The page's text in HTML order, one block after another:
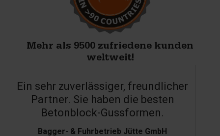
Mehr als 9500 zufriedene kunden
weltweit!
Ein sehr zuverlässiger, freundlicher
Partner. Sie haben die besten
Betonblock-Gussformen.
Bagger- & Fuhrbetrieb Jütte GmbH